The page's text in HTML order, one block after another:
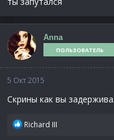
Anna
ПОЛЬЗОВАТЕЛЬ
5 Окт 2015
Скрины как вы
Р
Richard III